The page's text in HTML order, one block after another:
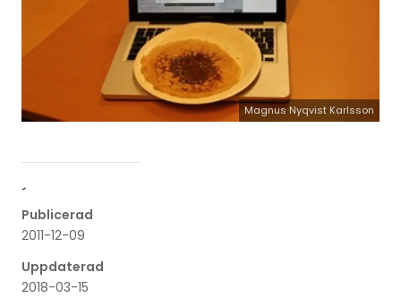
Magnus Nyqvist Karlsson
´
Publicerad
2011-12-09
Uppdaterad
2018-03-15